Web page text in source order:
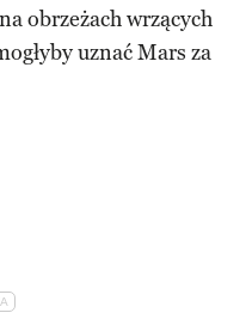
obrzeżach wrzących
uznać Mars za